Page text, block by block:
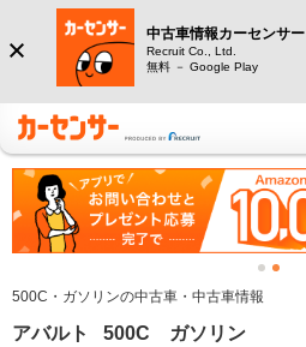
中古車情報カーセンサー
Recruit Co., Ltd.
無料 － Google Play
500C・ガソリンの中古車・中古車情報
アバルト 500C ガソリン